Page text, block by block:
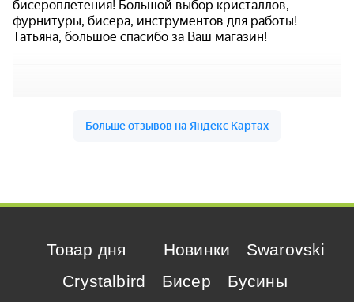
Товар дня Новинки
Swarovski
Crystalbird
Бисер
Бусины